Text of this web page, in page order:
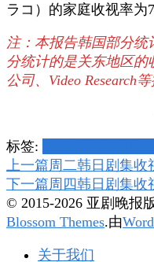
ラコ）的家庭收视率为
注：本报告韩国部分
分统计的是关东地区
公司、Video Research等
标签:
博
文
导
航
上一篇周二韩日剧集收
下一篇周四韩日剧集收
© 2015-2026 亚剧晚报
Blossom Themes.由
关于我们